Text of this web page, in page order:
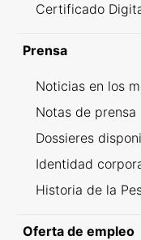
Certificado
Prensa
Noticias en los
Notas de prensa
Dossieres
Identidad
Historia de la
Oferta de empleo